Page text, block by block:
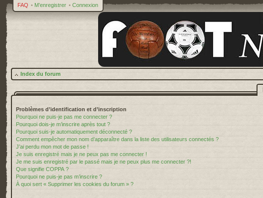
FAQ • M’enregistrer • Connexion
Index du forum
Problèmes d’identification et d’inscription
Pourquoi ne puis-je pas me connecter ?
Pourquoi dois-je m’inscrire après tout ?
Pourquoi suis-je automatiquement déconnecté ?
Comment empêcher mon nom d’apparaître dans la liste des utilisateurs connectés ?
J’ai perdu mon mot de passe !
Je suis enregistré mais je ne peux pas me connecter !
Je me suis enregistré par le passé mais je ne peux plus me connecter ?!
Que signifie COPPA ?
Pourquoi ne puis-je pas m’inscrire ?
À quoi sert « Supprimer les cookies du forum » ?